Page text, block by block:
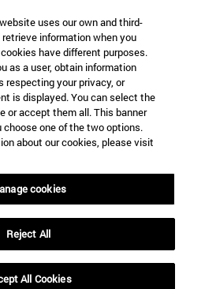
uses our own and third-
information when you
have different purposes.
as a user, obtain information
respecting your privacy, or
is displayed. You can select the
or accept them all. This banner
one of the two options.
about our cookies, please visit
cookies
Reject All
All Cookies